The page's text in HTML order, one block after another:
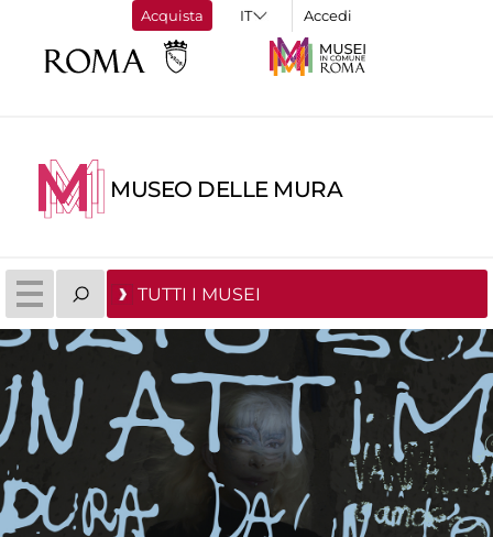
Acquista Accedi
MUSEO DELLE MURA
TUTTI I MUSEI